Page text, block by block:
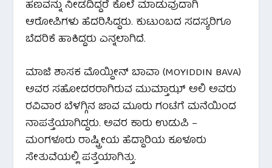
ಹಣವನ್ನು ನೀಡದಿದ್ದರೆ ಕೊಲೆ ಮಾಡುವುದಾಗಿ
ಆರೋಪಿಗಳು ಹೆದರಿಸಿದ್ದರು. ಕುಟುಂಬದ ಸದಸ್ಯರಿಗೂ
ಬೆದರಿಕೆ ಹಾಕಿದ್ದರು ಎನ್ನಲಾಗಿದೆ.
ಮಾಜಿ ಶಾಸಕ ಮೊಯ್ದೀನ್ ಬಾವಾ (MOYIDDIN BAVA)
ಅವರ ಸಹೋದರರಾಗಿರುವ ಮುಮ್ತಾಝ್ ಅಲಿ ಅವರು
ರವಿವಾರ ಬೆಳಗ್ಗಿನ ಜಾವ ಮೂರು ಗಂಟೆಗೆ ಮನೆಯಿಂದ
ನಾಪತ್ತೆಯಾಗಿದ್ದರು. ಅವರ ಕಾರು ಉಡುಪಿ –
ಮಂಗಳೂರು ರಾಷ್ಟ್ರೀಯ ಹೆದ್ದಾರಿಯ ಕೂಳೂರು
ಸೇತುವೆಯಲ್ಲಿ ಪತ್ತೆಯಾಗಿತ್ತು.